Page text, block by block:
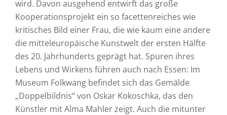
wird. Davon ausgehend entwirft das große
Kooperationsprojekt ein so facettenreiches wie
kritisches Bild einer Frau, die wie kaum eine andere
die mitteleuropäische Kunstwelt der ersten Hälfte
des 20. Jahrhunderts geprägt hat. Spuren ihres
Lebens und Wirkens führen auch nach Essen: Im
Museum Folkwang befindet sich das Gemälde
„Doppelbildnis“ von Oskar Kokoschka, das den
Künstler mit Alma Mahler zeigt. Auch die mitunter